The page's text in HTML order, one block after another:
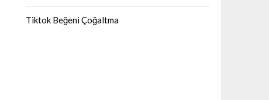
Tiktok Beğeni Çoğaltma